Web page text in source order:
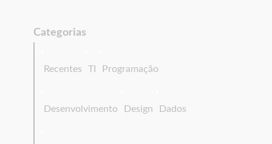
Categorias
Recentes TI Programação
Desenvolvimento Design Dados